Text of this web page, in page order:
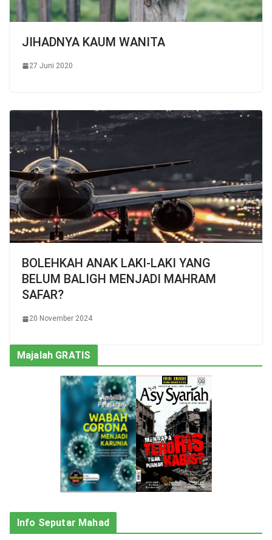
JIHADNYA KAUM WANITA
27 Juni 2020
BOLEHKAH ANAK LAKI-LAKI YANG
BELUM BALIGH MENJADI MAHRAM
SAFAR?
20 November 2024
Majalah GRATIS
Info Seputar Mahad